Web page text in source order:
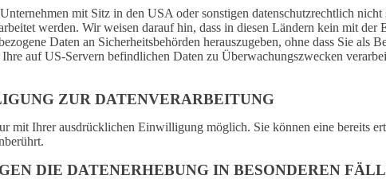
mit Sitz in den USA oder sonstigen datenschutzrechtlich
werden. Wir weisen darauf hin, dass in diesen Ländern kein mit
Daten an Sicherheitsbehörden herauszugeben, ohne dass Sie
auf US-Servern befindlichen Daten zu Überwachungszwecken
ZUR DATENVERARBEITUNG
mit Ihrer ausdrücklichen Einwilligung möglich. Sie können eine
DIE DATENERHEBUNG IN BESONDEREN